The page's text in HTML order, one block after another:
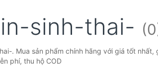
sinh-thai-
. Mua sản phẩm chính hãng với giá tốt nhất,
phí, thu hộ COD